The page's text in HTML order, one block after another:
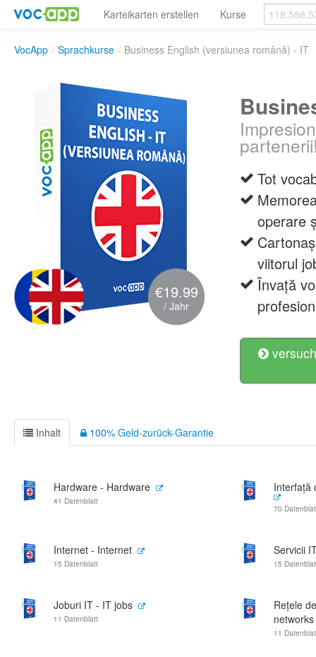
Karteikarten erstellen Kurse
VocApp / Sprachkurse / Business English (versiunea română) - IT
€19.99
/ Jahr
Tot
operare
viitorul
Învață
Inhalt 100% Geld-zurück-Garantie
Hardware - Hardware
41 Datenblatt
Interfață
70
Internet - Internet
15 Datenblatt
Servicii
15
Joburi IT - IT jobs
11 Datenblatt
Rețele
networks
11